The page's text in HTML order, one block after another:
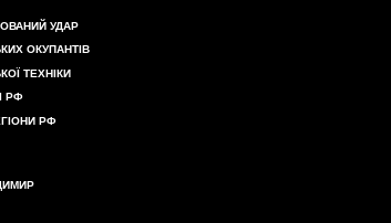
УДАР
ОКУПАНТІВ
ТЕХНІКИ
РФ
РФ